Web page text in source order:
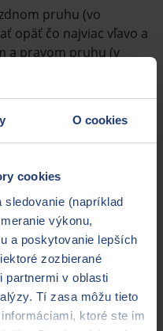
O cookies
cookies
sledovanie (napríklad
výkonu,
a poskytovanie lepších
zozbierané
partnermi v oblasti
Tí zasa môžu tieto
ktoré ste im
pruhu (vo
opäť čo najviac vľavo a
a pravom pruhu (v
držať čo najviac
využiť aj odstavný
jazdy vzniká sa
Rettungsgasse
zdravotnej služby,
odťahovej služby či